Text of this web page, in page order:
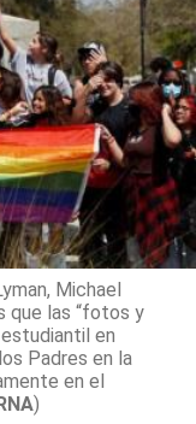
Michael
que las “fotos y
en
Padres en la
en el
)